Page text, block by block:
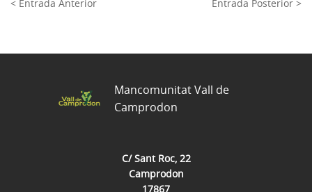
< Entrada Anterior Entrada Posterior >
C/ Sant Roc, 22
Camprodon
17867
Mancomunitat Vall de
Camprodon